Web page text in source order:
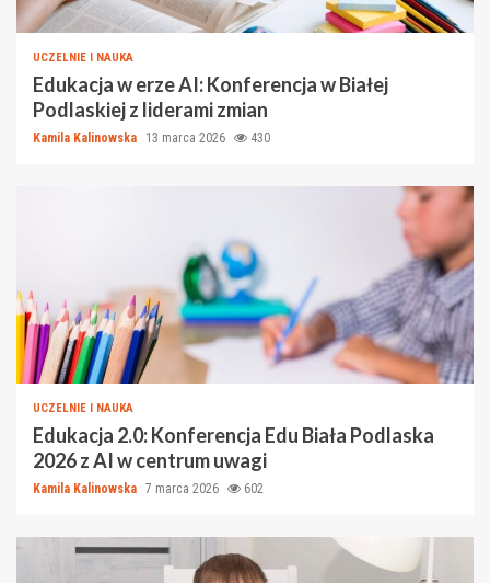
UCZELNIE I NAUKA
Edukacja w erze AI: Konferencja w Białej
Podlaskiej z liderami zmian
Kamila Kalinowska 13 marca 2026 430
UCZELNIE I NAUKA
Edukacja 2.0: Konferencja Edu Biała Podlaska
2026 z AI w centrum uwagi
Kamila Kalinowska 7 marca 2026 602